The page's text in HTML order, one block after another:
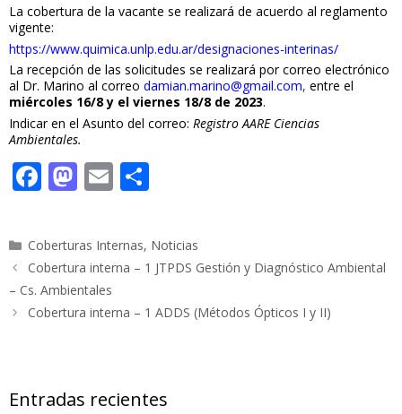
La cobertura de la vacante se realizará de acuerdo al reglamento
vigente:
https://www.quimica.unlp.edu.ar/designaciones-interinas/
La recepción de las solicitudes se realizará por correo electrónico
al Dr. Marino al correo damian.marino@gmail.com, entre el
miércoles 16/8 y el viernes 18/8 de 2023.
Indicar en el Asunto del correo: Registro AARE Ciencias
Ambientales.
F
e
b
o
o
M
to
d
o
n
E
ai
l
m
p
ti
Categorías
Coberturas Internas, Noticias
Cobertura interna – 1 JTPDS Gestión y Diagnóstico Ambiental
– Cs. Ambientales
Cobertura interna – 1 ADDS (Métodos Ópticos I y II)
Entradas recientes